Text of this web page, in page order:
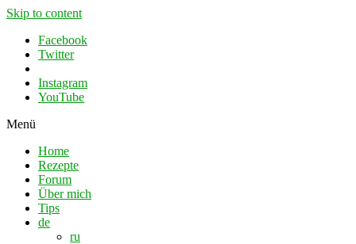
Skip to content
Facebook
Twitter
Instagram
YouTube
Menü
Home
Rezepte
Forum
Über mich
Tips
de
ru